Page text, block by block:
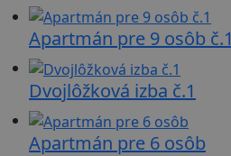
Apartmán pre 9 osôb č.1
Dvojlôžková izba č.1
Apartmán pre 6 osôb